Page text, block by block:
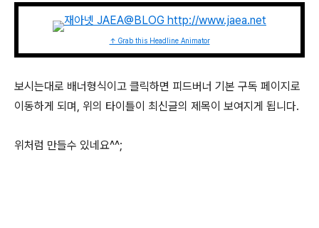
↑ Grab this Headline Animator
보시는대로 배너형식이고 클릭하면 피드버너 기본 구독 페이지로
이동하게 되며, 위의 타이틀이 최신글의 제목이 보여지게 됩니다.
위처럼 만들수 있네요^^;